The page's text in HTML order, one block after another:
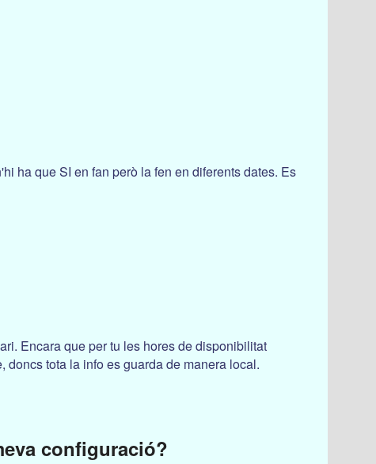
ha que SI en fan però la fen en diferents dates. Es
Encara que per tu les hores de disponibilitat
tota la info es guarda de manera local.
configuració?